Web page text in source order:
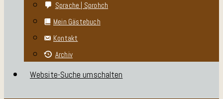
Sprache | Sprohch
Mein Gästebuch
Kontakt
Archiv
Website-Suche umschalten